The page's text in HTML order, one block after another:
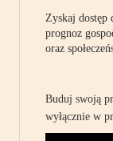
Zyskaj dostęp
prognoz
oraz
Buduj swoją
wyłącznie w